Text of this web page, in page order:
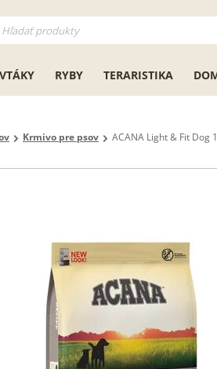
VTÁKY RYBY TERARISTIKA
Krmivo pre psov ACANA Light & Fit Dog